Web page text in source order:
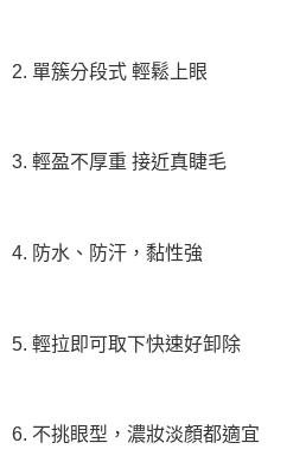
2. 單簇分段式 輕鬆上眼
3. 輕盈不厚重 接近真睫毛
4. 防水、防汗，黏性強
5. 輕拉即可取下快速好卸除
6. 不挑眼型，濃妝淡顏都適宜